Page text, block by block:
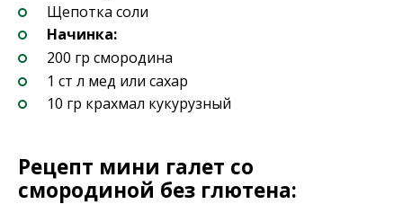
Щепотка соли
Начинка:
200 гр смородина
1 ст л мед или сахар
10 гр крахмал кукурузный
Рецепт мини галет со
смородиной без глютена: